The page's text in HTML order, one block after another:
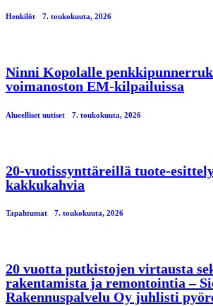
Henkilöt 7. toukokuuta, 2026
Ninni Kopolalle
voimanoston EM-kilpailuissa
Alueelliset uutiset 7. toukokuuta, 2026
20-vuotissynttäreillä tuote-
kakkukahvia
Tapahtumat 7. toukokuuta, 2026
20 vuotta putkistojen virtausta
rakentamista ja remontointia –
Rakennuspalvelu Oy juhlisti